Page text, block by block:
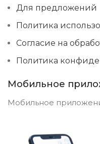
Для предложений
Политика
Согласие на
Политика
Мобильное
Мобильное